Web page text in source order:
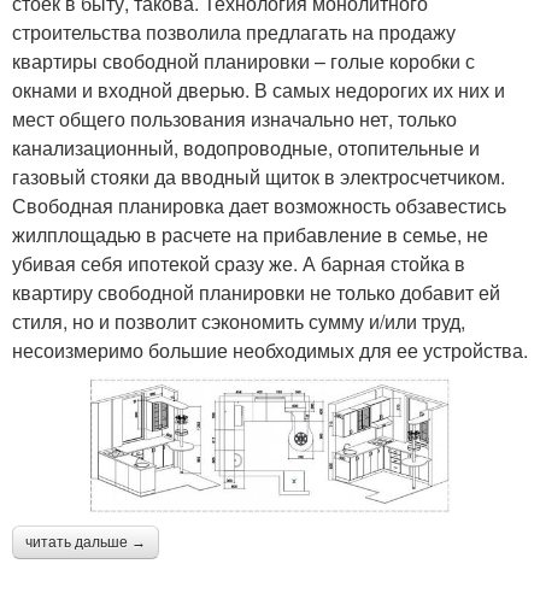
строительства позволила предлагать на продажу
квартиры свободной планировки – голые коробки с
окнами и входной дверью. В самых недорогих их них и
мест общего пользования изначально нет, только
канализационный, водопроводные, отопительные и
газовый стояки да вводный щиток в электросчетчиком.
Свободная планировка дает возможность обзавестись
жилплощадью в расчете на прибавление в семье, не
убивая себя ипотекой сразу же. А барная стойка в
квартиру свободной планировки не только добавит ей
стиля, но и позволит сэкономить сумму и/или труд,
несоизмеримо большие необходимых для ее устройства.
читать дальше →